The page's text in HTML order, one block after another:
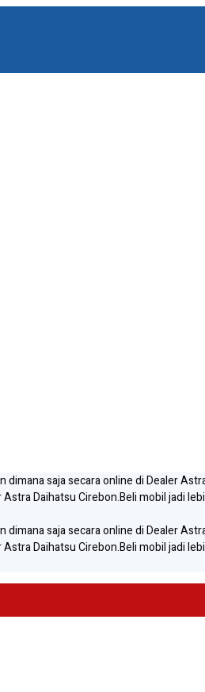
saja secara online di Dealer
Daihatsu Cirebon.Beli mobil jadi
saja secara online di Dealer
Daihatsu Cirebon.Beli mobil jadi